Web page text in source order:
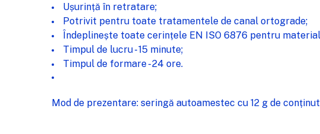
Ușurință în retratare;
Potrivit pentru toate tratamentele de canal ortograde;
Îndeplinește toate cerințele EN ISO 6876 pentru
Timpul de lucru - 15 minute;
Timpul de formare - 24 ore.
Mod de prezentare: seringă autoamestec cu 12 g de